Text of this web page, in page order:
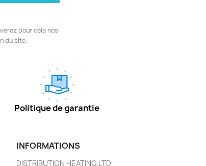
pour cela nos
du site.
Politique de garantie
INFORMATIONS
DISTRIBUTION HEATING.LTD